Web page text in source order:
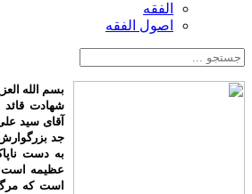
الفقه
اصول الفقه
بسم الله
شهادت
آقای سید
جد
به دست
عظیمه است
است که مرگ